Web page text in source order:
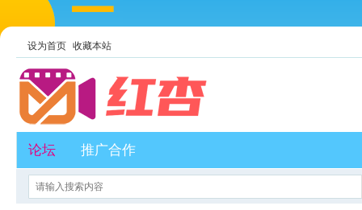
设为首页 收藏本站
论坛 推广合作